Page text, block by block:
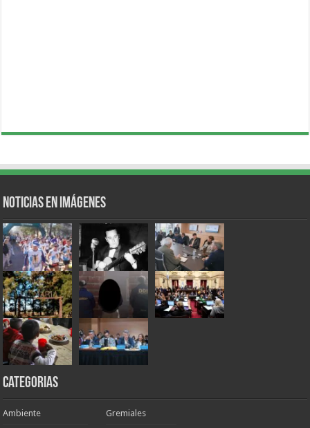
Noticias en Imágenes
Categorias
Ambiente Gremiales